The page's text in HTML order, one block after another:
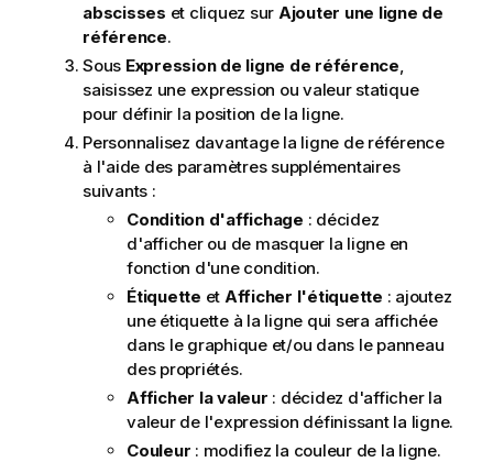
abscisses et cliquez sur Ajouter une ligne de
référence.
Sous Expression de ligne de référence,
saisissez une expression ou valeur statique
pour définir la position de la ligne.
Personnalisez davantage la ligne de référence
à l'aide des paramètres supplémentaires
suivants :
Condition d'affichage : décidez
d'afficher ou de masquer la ligne en
fonction d'une condition.
Étiquette et Afficher l'étiquette : ajoutez
une étiquette à la ligne qui sera affichée
dans le graphique et/ou dans le panneau
des propriétés.
Afficher la valeur : décidez d'afficher la
valeur de l'expression définissant la ligne.
Couleur : modifiez la couleur de la ligne.